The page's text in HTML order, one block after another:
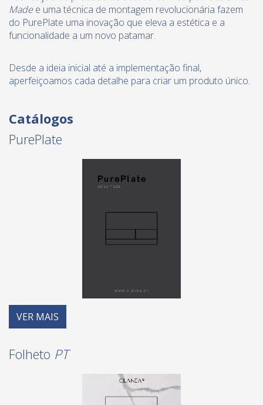
Madee uma técnica de montagem revolucionária fazem
do PurePlate uma inovação que eleva a estética e a
funcionalidade a um novo patamar.
Desde a ideia inicial até a implementação final,
aperfeiçoamos cada detalhe para criar um produto único.
Catálogos
PurePlate
VER MAIS
Folheto PT